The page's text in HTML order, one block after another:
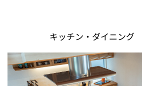
キッチン・ダイニン